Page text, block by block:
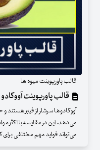
قالب پاورپوینت میوه ها
قالب پاورپوینت آووکادو
می‌دهد. این در مقایسه با اکثر
می‌تواند فواید مهم مختلفی